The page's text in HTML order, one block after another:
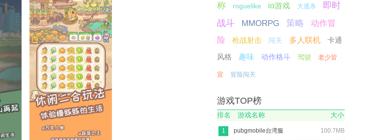
称
roguelike io游戏 大逃杀
即时
战斗
MMORPG 策略
动作冒
险
枪战射击 闯关 多人联机
卡通
风格
趣味 动作格斗 驾驶 老少皆
宜 冒险闯关
游戏TOP榜
排名 游戏名称 大小
1 100.7MB
pubgmobile台湾服